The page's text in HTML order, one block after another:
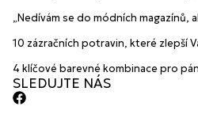
HANAJANA Swimwear
„Nedívám se do módních magazínů,
10 zázračních potravin, které zlepší
4 klíčové barevné kombinace pro
SLEDUJTE NÁS